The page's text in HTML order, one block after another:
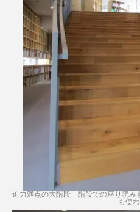
迫力満点の大階段 階段での座り読
も使